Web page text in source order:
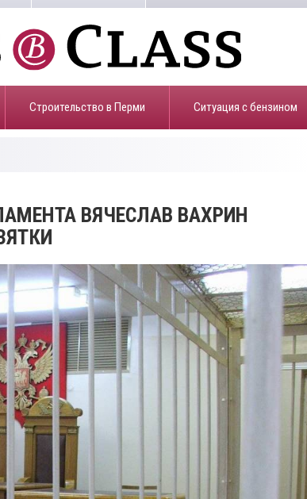
Строительство в Перми ​Ситуация с бензином
ВЯЧЕСЛАВ ВАХРИН